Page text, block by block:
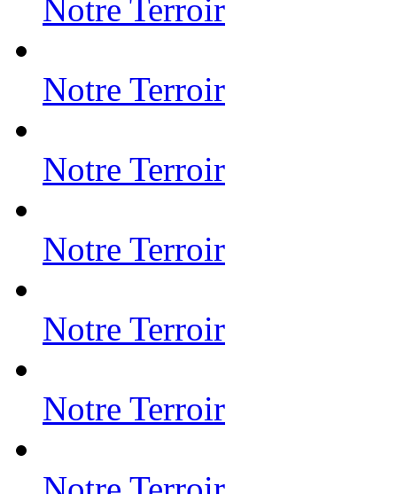
Notre Terroir
Notre Terroir
Notre Terroir
Notre Terroir
Notre Terroir
Notre Terroir